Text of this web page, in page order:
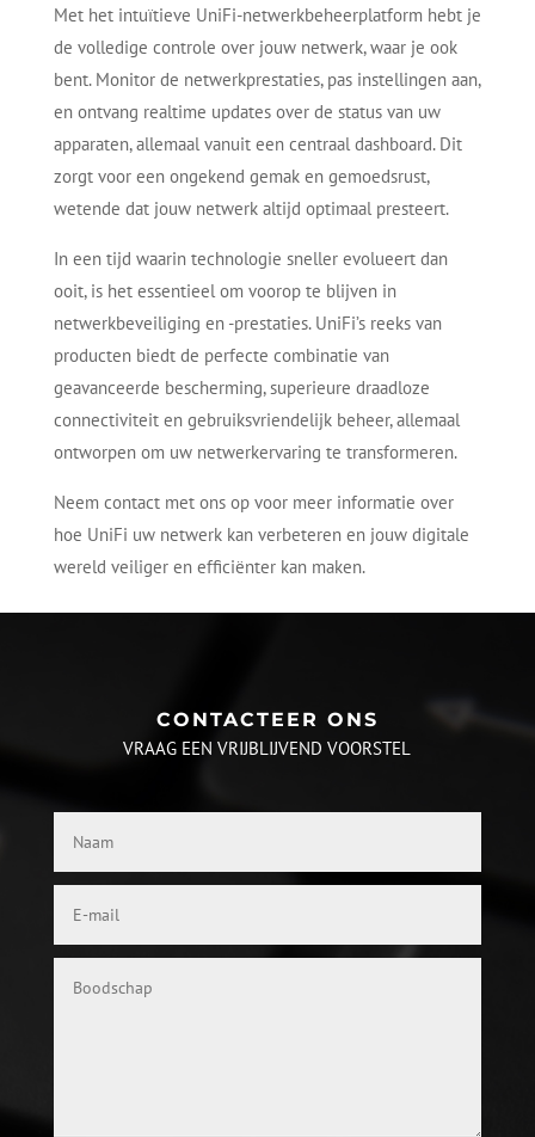
Met het intuïtieve UniFi-netwerkbeheerplatform hebt je
de volledige controle over jouw netwerk, waar je ook
bent. Monitor de netwerkprestaties, pas instellingen aan,
en ontvang realtime updates over de status van uw
apparaten, allemaal vanuit een centraal dashboard. Dit
zorgt voor een ongekend gemak en gemoedsrust,
wetende dat jouw netwerk altijd optimaal presteert.
In een tijd waarin technologie sneller evolueert dan
ooit, is het essentieel om voorop te blijven in
netwerkbeveiliging en -prestaties. UniFi’s reeks van
producten biedt de perfecte combinatie van
geavanceerde bescherming, superieure draadloze
connectiviteit en gebruiksvriendelijk beheer, allemaal
ontworpen om uw netwerkervaring te transformeren.
Neem contact met ons op voor meer informatie over
hoe UniFi uw netwerk kan verbeteren en jouw digitale
wereld veiliger en efficiënter kan maken.
CONTACTEER ONS
VRAAG EEN VRIJBLIJVEND VOORSTEL